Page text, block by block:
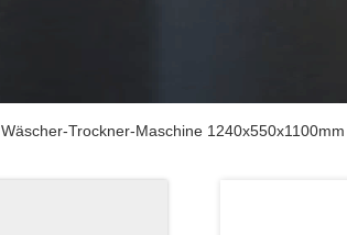
Wäscher-Trockner-Maschine